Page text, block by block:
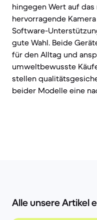
hingegen Wert auf
hervorragende
Software-
gute Wahl. Beide
für den Alltag und
umweltbewusste
stellen
beider Modelle eine
Alle unsere Artikel